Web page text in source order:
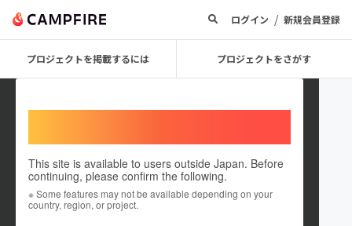
ログイン / 新規会員登録
プロジェクトを掲載するには プロジェクトをさがす
This site is available to users outside Japan. Before
continuing, please confirm the following.
※ Some features may not be available depending on your
country, region, or project.
スリーアール株式会社